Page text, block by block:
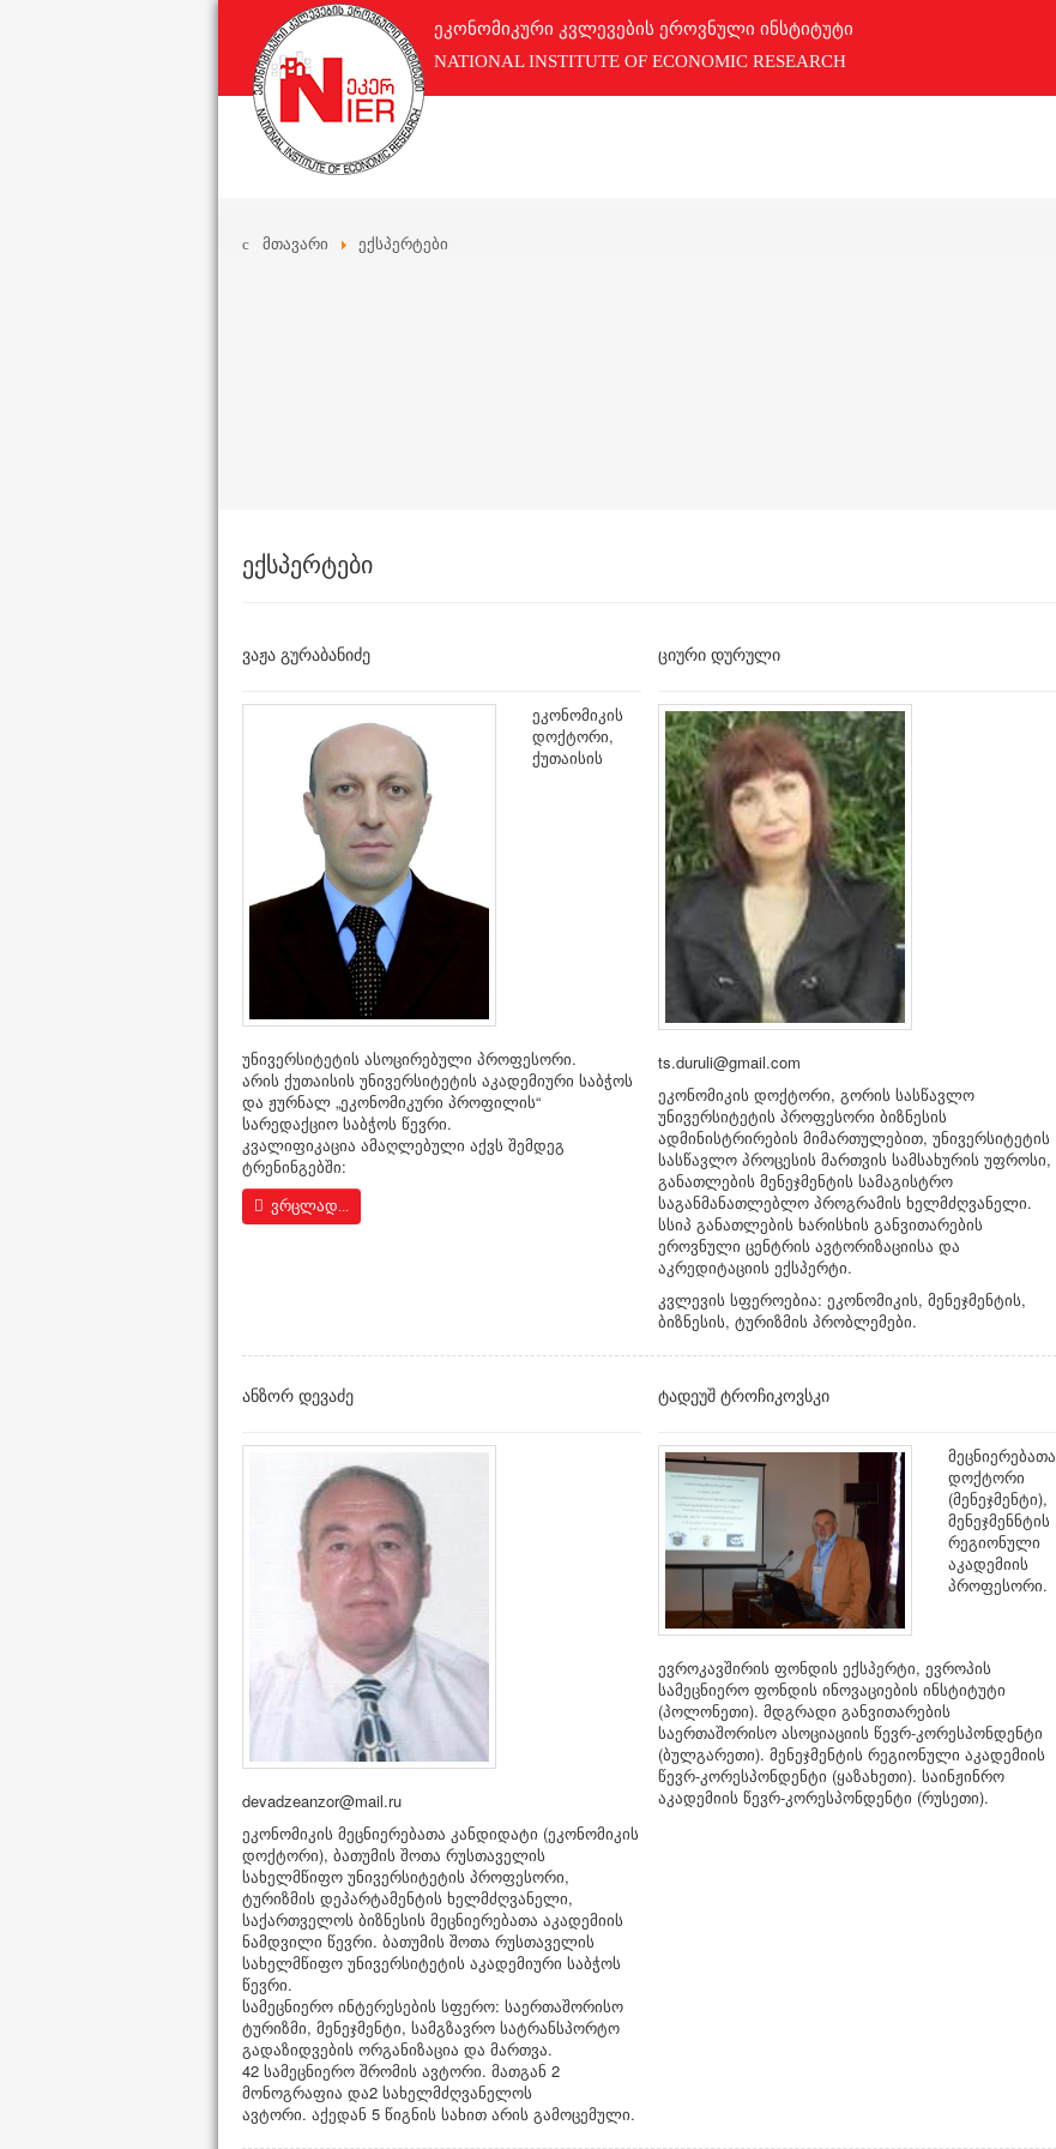
ეკონომიკური კვლევების ეროვნული ინსტიტუტი
NATIONAL INSTITUTE OF ECONOMIC RESEARCH
მთავარი ექსპერტები
ექსპერტები
ვაჟა გურაბანიძე
ეკონომიკის
დოქტორი,
ქუთაისის
უნივერსიტეტის ასოცირებული პროფესორი.
არის ქუთაისის უნივერსიტეტის აკადემიური საბჭოს
და ჟურნალ „ეკონომიკური პროფილის“
სარედაქციო საბჭოს წევრი.
კვალიფიკაცია ამაღლებული აქვს შემდეგ
ტრენინგებში:
ვრცლად...
ციური დურული
ეკონომიკის დოქტორი, გორის სასწავლო
უნივერსიტეტის პროფესორი ბიზნესის
ადმინისტრირების მიმართულებით, უნივერსიტეტის
სასწავლო პროცესის მართვის სამსახურის უფროსი,
განათლების მენეჯმენტის სამაგისტრო
საგანმანათლებლო პროგრამის ხელმძღვანელი.
სსიპ განათლების ხარისხის განვითარების
ეროვნული ცენტრის ავტორიზაციისა და
აკრედიტაციის ექსპერტი.
კვლევის სფეროებია: ეკონომიკის, მენეჯმენტის,
ბიზნესის, ტურიზმის პრობლემები.
ანზორ დევაძე
ეკონომიკის მეცნიერებათა კანდიდატი (ეკონომიკის
დოქტორი), ბათუმის შოთა რუსთაველის
სახელმწიფო უნივერსიტეტის პროფესორი,
ტურიზმის დეპარტამენტის ხელმძღვანელი,
საქართველოს ბიზნესის მეცნიერებათა აკადემიის
ნამდვილი წევრი. ბათუმის შოთა რუსთაველის
სახელმწიფო უნივერსიტეტის აკადემიური საბჭოს
წევრი.
სამეცნიერო ინტერესების სფერო: საერთაშორისო
ტურიზმი, მენეჯმენტი, სამგზავრო სატრანსპორტო
გადაზიდვების ორგანიზაცია და მართვა.
42 სამეცნიერო შრომის ავტორი. მათგან 2
მონოგრაფია და2 სახელმძღვანელოს
ავტორი. აქედან 5 წიგნის სახით არის გამოცემული.
ტადეუშ ტროჩიკოვსკი
მეცნიერებათა
დოქტორი
(მენეჯმენტი),
მენეჯმენნტის
რეგიონული
აკადემიის
პროფესორი.
ევროკავშირის ფონდის ექსპერტი, ევროპის
სამეცნიერო ფონდის ინოვაციების ინსტიტუტი
(პოლონეთი). მდგრადი განვითარების
საერთაშორისო ასოციაციის წევრ-კორესპონდენტი
(ბულგარეთი). მენეჯმენტის რეგიონული აკადემიის
წევრ-კორესპონდენტი (ყაზახეთი). საინჟინრო
აკადემიის წევრ-კორესპონდენტი (რუსეთი).